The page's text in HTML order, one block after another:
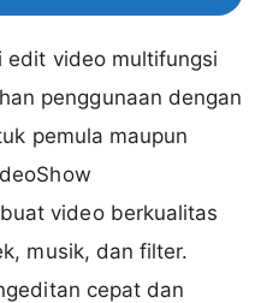
edit video multifungsi
penggunaan dengan
pemula maupun
video berkualitas
musik, dan filter.
cepat dan